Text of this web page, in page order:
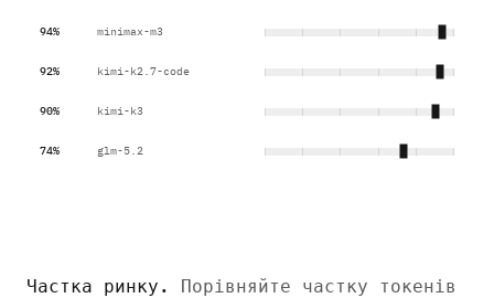
94% minimax-m3
92% kimi-k2.7-code
90% kimi-k3
74% glm-5.2
Частка ринку .
Порівняйте частку токенів